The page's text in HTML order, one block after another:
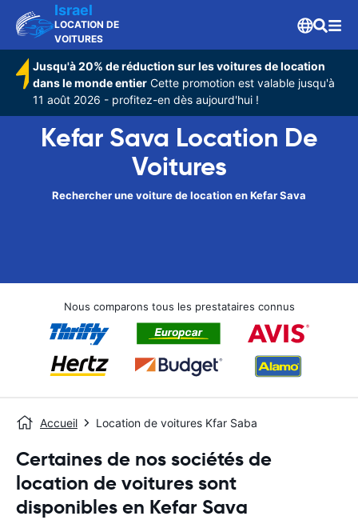
Israel
LOCATION DE
VOITURES
Jusqu'à 20% de réduction sur les voitures de location
dans le monde entier Cette promotion est valable jusqu'à
11 août 2026 - profitez-en dès aujourd'hui !
Kefar Sava Location De
Voitures
Rechercher une voiture de location en Kefar Sava
Nous comparons tous les prestataires connus
Accueil Location de voitures Kfar Saba
Certaines de nos sociétés de
location de voitures sont
disponibles en Kefar Sava